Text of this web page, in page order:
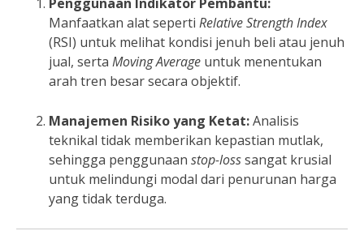
Manfaatkan alat seperti Relative Strength Index
(RSI) untuk melihat kondisi jenuh beli atau jenuh
jual, serta Moving Average untuk menentukan
arah tren besar secara objektif.
Manajemen Risiko yang Ketat:Analisis
teknikal tidak memberikan kepastian mutlak,
sehingga penggunaan stop-losssangat krusial
untuk melindungi modal dari penurunan harga
yang tidak terduga.